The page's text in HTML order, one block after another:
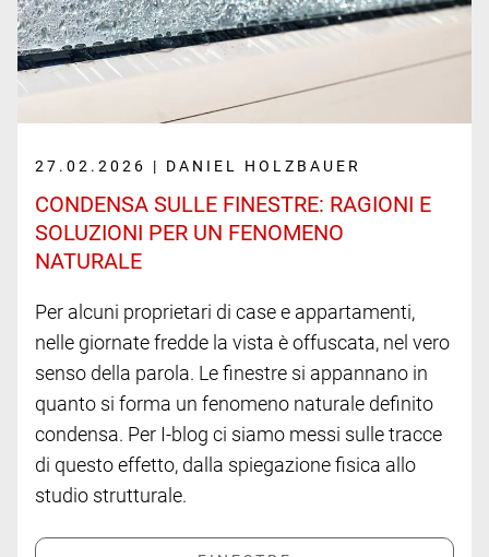
27.02.2026 | DANIEL HOLZBAUER
CONDENSA SULLE FINESTRE: RAGIONI E
SOLUZIONI PER UN FENOMENO
NATURALE
Per alcuni proprietari di case e appartamenti,
nelle giornate fredde la vista è offuscata, nel vero
senso della parola. Le finestre si appannano in
quanto si forma un fenomeno naturale definito
condensa. Per I-blog ci siamo messi sulle tracce
di questo effetto, dalla spiegazione fisica allo
studio strutturale.